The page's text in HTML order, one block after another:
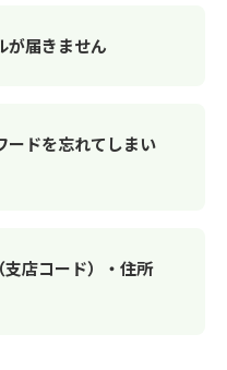
が届きません
ードを忘れてしまい
店コード）・住所